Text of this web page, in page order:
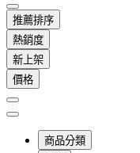
推薦排序
熱銷度
新上架
價格
商品分類